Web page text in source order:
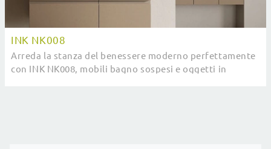
INK NK008
Arreda la stanza del benessere moderno perfettamente
con INK NK008, mobili bagno sospesi e oggetti in